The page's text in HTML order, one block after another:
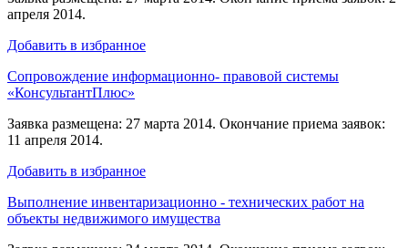
апреля 2014.
Добавить в избранное
Сопровождение информационно- правовой системы
«КонсультантПлюс»
Заявка размещена: 27 марта 2014. Окончание приема заявок:
11 апреля 2014.
Добавить в избранное
Выполнение инвентаризационно - технических работ на
объекты недвижимого имущества